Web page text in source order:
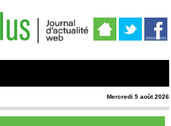
Mercredi 5 août 2026